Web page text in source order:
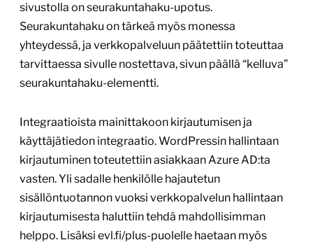
sivustolla on seurakuntahaku-upotus.
Seurakuntahaku on tärkeä myös monessa
yhteydessä, ja verkkopalveluun päätettiin toteuttaa
tarvittaessa sivulle nostettava, sivun päällä “kelluva”
seurakuntahaku-elementti.
Integraatioista mainittakoon kirjautumisen ja
käyttäjätiedon integraatio. WordPressin hallintaan
kirjautuminen toteutettiin asiakkaan Azure AD:ta
vasten. Yli sadalle henkilölle hajautetun
sisällöntuotannon vuoksi verkkopalvelun hallintaan
kirjautumisesta haluttiin tehdä mahdollisimman
helppo. Lisäksi evl.fi/plus-puolelle haetaan myös